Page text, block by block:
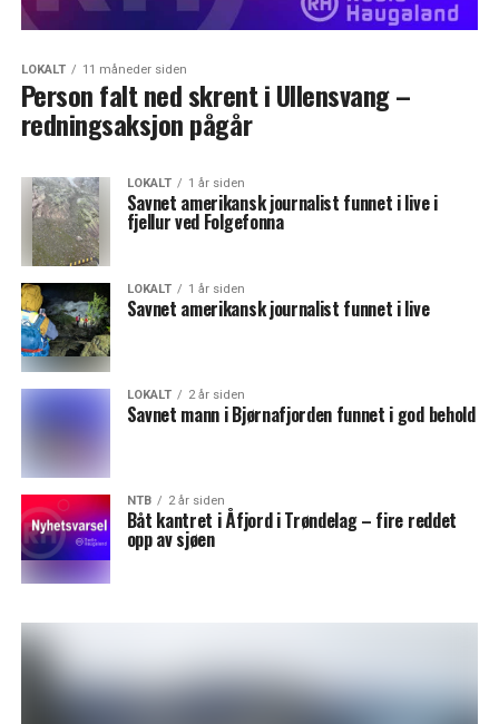
LOKALT 11 måneder siden
Person falt ned skrent i Ullensvang –
redningsaksjon pågår
LOKALT 1 år siden
Savnet amerikansk journalist funnet i live i
fjellur ved Folgefonna
LOKALT 1 år siden
Savnet amerikansk journalist funnet i live
LOKALT 2 år siden
Savnet mann i Bjørnafjorden funnet i god behold
NTB 2 år siden
Båt kantret i Åfjord i Trøndelag – fire reddet
opp av sjøen